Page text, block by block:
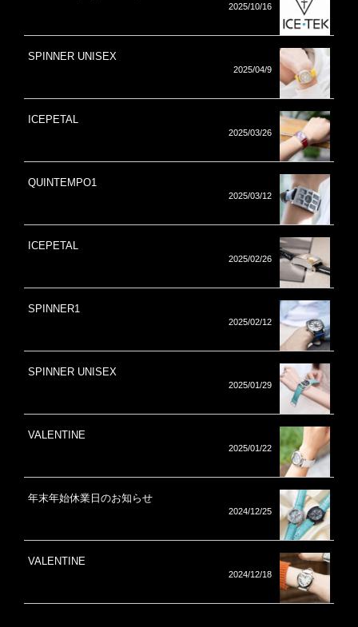
2025/10/16
SPINNER UNISEX
2025/04/9
ICEPETAL
2025/03/26
QUINTEMPO1
2025/03/12
ICEPETAL
2025/02/26
SPINNER1
2025/02/12
SPINNER UNISEX
2025/01/29
VALENTINE
2025/01/22
年末年始休業日のお知らせ
2024/12/25
VALENTINE
2024/12/18